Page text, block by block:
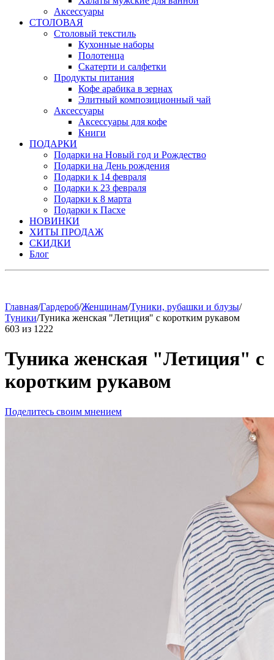
Аксессуары
СТОЛОВАЯ
Столовый текстиль
Кухонные наборы
Полотенца
Скатерти и салфетки
Продукты питания
Кофе арабика в зернах
Элитный композиционный чай
Аксессуары
Аксессуары для кофе
Книги
ПОДАРКИ
Подарки на Новый год и Рождество
Подарки на День рождения
Подарки к 14 февраля
Подарки к 23 февраля
Подарки к 8 марта
Подарки к Пасхе
НОВИНКИ
ХИТЫ ПРОДАЖ
СКИДКИ
Блог
Главная/Гардероб/Женщинам/Туники, рубашки и блузы/
Туники/Туника женская "Летиция" с коротким рукавом
603 из 1222
Туника женская "Летиция" с
коротким рукавом
Поделитесь своим мнением